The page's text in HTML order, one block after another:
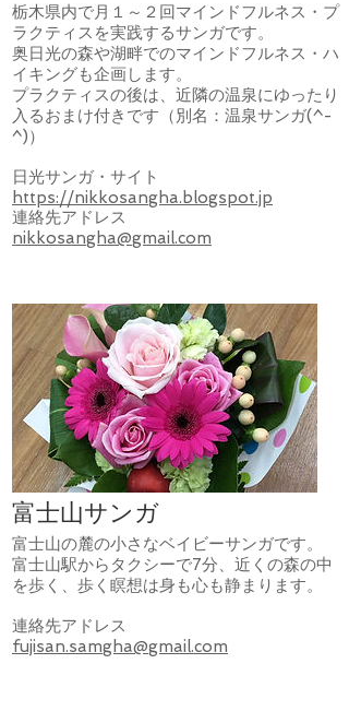
栃木県内で月１～２回マインドフルネス・プ
ラクティスを実践するサンガです。
奥日光の森や湖畔でのマインドフルネス・ハ
イキングも企画します。
プラクティスの後は、近隣の温泉にゆったり
入るおまけ付きです（別名：温泉サンガ(^-
^)）
日光サンガ・サイト
https://nikkosangha.blogspot.jp
連絡先アドレス
nikkosangha@gmail.com
富士山サンガ
富士山の麓の小さなベイビーサンガです。
富士山駅からタクシーで7分、近くの森の中
を歩く、歩く瞑想は身も心も静まります。
連絡先アドレス
fujisan.samgha@gmail.com